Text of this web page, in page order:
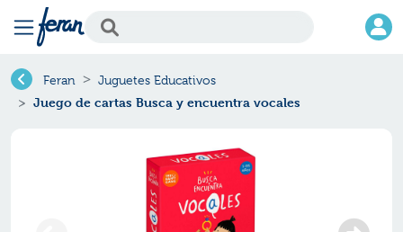
Feran Juguetes Educativos
Juego de cartas Busca y encuentra vocales